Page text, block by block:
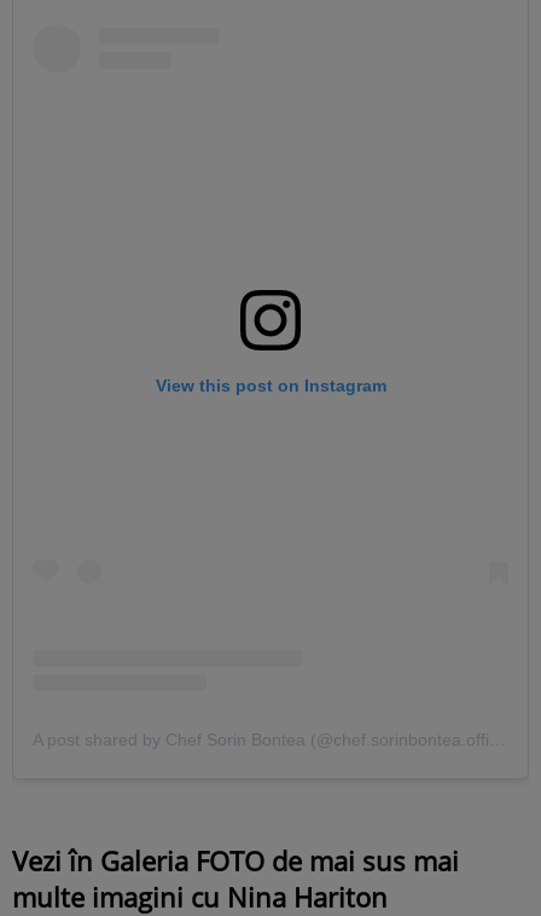
View this post on Instagram
Vezi în Galeria FOTO de mai sus mai
multe imagini cu Nina Hariton